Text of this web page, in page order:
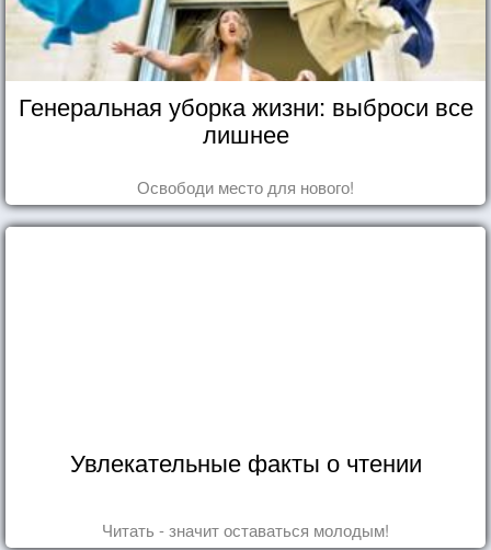
Генеральная уборка жизни: выброси все
лишнее
Освободи место для нового!
Увлекательные факты о чтении
Читать - значит оставаться молодым!